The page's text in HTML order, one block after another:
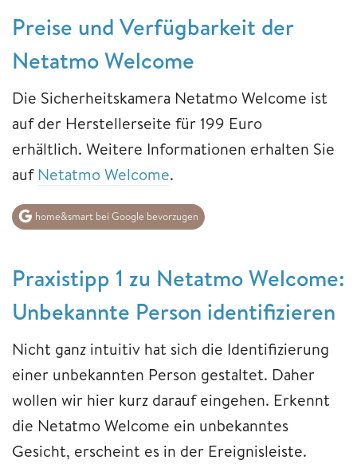
Preise und Verfügbarkeit der
Netatmo Welcome
Die Sicherheitskamera Netatmo Welcome ist
auf der Herstellerseite für 199 Euro
erhältlich. Weitere Informationen erhalten Sie
auf Netatmo Welcome.
home&smart bei Google bevorzugen
Praxistipp 1 zu Netatmo Welcome:
Unbekannte Person identifizieren
Nicht ganz intuitiv hat sich die Identifizierung
einer unbekannten Person gestaltet. Daher
wollen wir hier kurz darauf eingehen. Erkennt
die Netatmo Welcome ein unbekanntes
Gesicht, erscheint es in der Ereignisleiste.